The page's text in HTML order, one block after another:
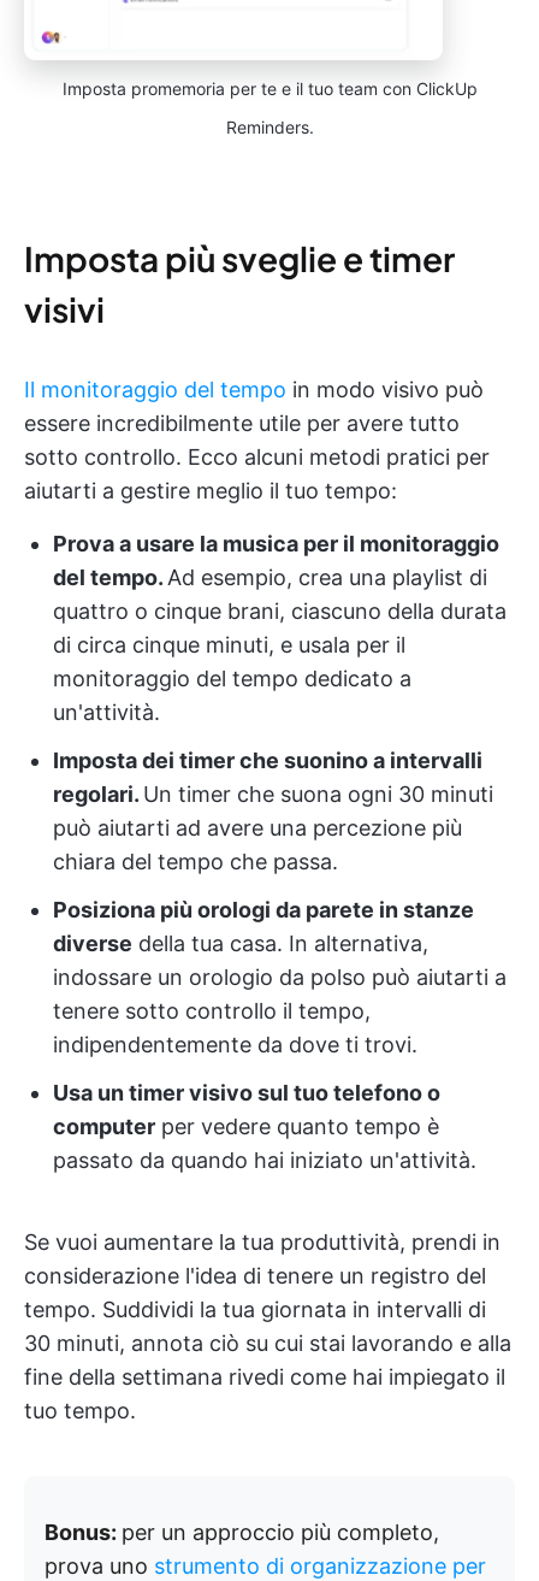
Imposta promemoria per te e il tuo team con ClickUp
Reminders.
Imposta più sveglie e timer
visivi
Il monitoraggio del tempo in modo visivo può
essere incredibilmente utile per avere tutto
sotto controllo. Ecco alcuni metodi pratici per
aiutarti a gestire meglio il tuo tempo:
Prova a usare la musica per il monitoraggio
del tempo.Ad esempio, crea una playlist di
quattro o cinque brani, ciascuno della durata
di circa cinque minuti, e usala per il
monitoraggio del tempo dedicato a
un'attività.
Imposta dei timer che suonino a intervalli
regolari. Un timer che suona ogni 30 minuti
può aiutarti ad avere una percezione più
chiara del tempo che passa.
Posiziona più orologi da parete in stanze
diverse della tua casa. In alternativa,
indossare un orologio da polso può aiutarti a
tenere sotto controllo il tempo,
indipendentemente da dove ti trovi.
Usa un timer visivo sul tuo telefono o
computer per vedere quanto tempo è
passato da quando hai iniziato un'attività.
Se vuoi aumentare la tua produttività, prendi in
considerazione l'idea di tenere un registro del
tempo. Suddividi la tua giornata in intervalli di
30 minuti, annota ciò su cui stai lavorando e alla
fine della settimana rivedi come hai impiegato il
tuo tempo.
Bonus: per un approccio più completo,
prova uno strumento di organizzazione per